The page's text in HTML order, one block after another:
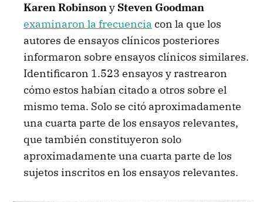
Karen Robinsony Steven Goodman
examinaron la frecuencia con la que los
autores de ensayos clínicos posteriores
informaron sobre ensayos clínicos similares.
Identificaron 1.523 ensayos y rastrearon
cómo estos habían citado a otros sobre el
mismo tema. Solo se citó aproximadamente
una cuarta parte de los ensayos relevantes,
que también constituyeron solo
aproximadamente una cuarta parte de los
sujetos inscritos en los ensayos relevantes.